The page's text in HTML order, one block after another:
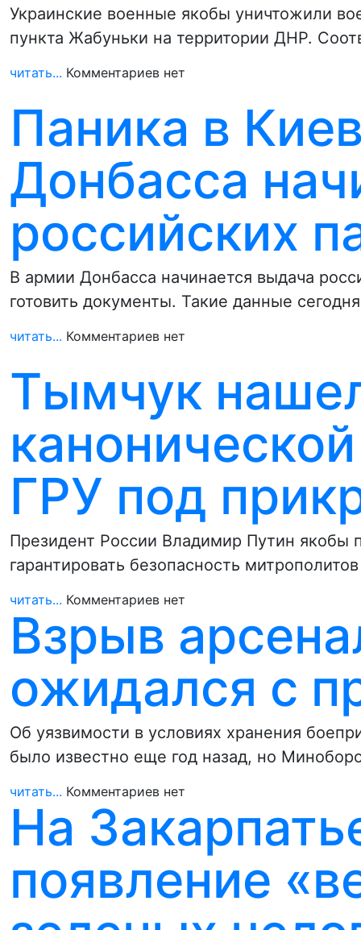
Украинские военные якобы уничтожили
пункта Жабуньки на территории ДНР.
читать... Комментариев нет
Паника в
Донбасса
российских
В армии Донбасса начинается выдача
готовить документы. Такие данные
читать... Комментариев нет
Тымчук
ГРУ под
Президент России Владимир Путин якобы
гарантировать безопасность
читать... Комментариев нет
Взрыв
ожидался с
Об уязвимости в условиях хранения
было известно еще год назад, но
читать... Комментариев нет
На
появление